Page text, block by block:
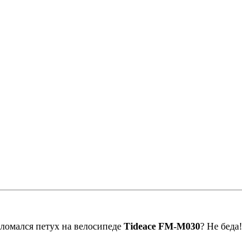
петух на велосипеде Tideace FM-M030? Не беда!